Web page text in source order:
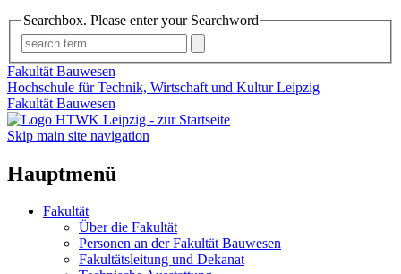
Searchbox. Please enter your Searchword
Fakultät Bauwesen
Hochschule für Technik, Wirtschaft und Kultur Leipzig
Fakultät Bauwesen
Skip main site navigation
Hauptmenü
Fakultät
Über die Fakultät
Personen an der Fakultät Bauwesen
Fakultätsleitung und Dekanat